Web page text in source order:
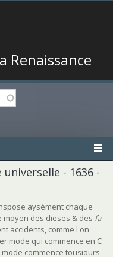
Renaissance
- 1636 -
aysément chaque
des dieses & des fa
accidents, comme l'on
mode qui commence en C
commence tousiours